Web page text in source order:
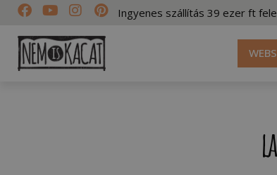
Ingyenes szállítás 39 ezer ft